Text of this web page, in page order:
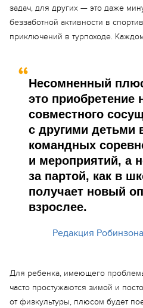
задач, для других — это даже
беззаботной активности в
приключений в турпоходе.
Несомненный
это приобретение
совместного
с другими детьми
командных
и мероприятий, а
за партой, как в
получает новый
взрослее.
Редакция
Для ребенка, имеющего
часто простужаются зимой и
от физкультуры, плюсом будет